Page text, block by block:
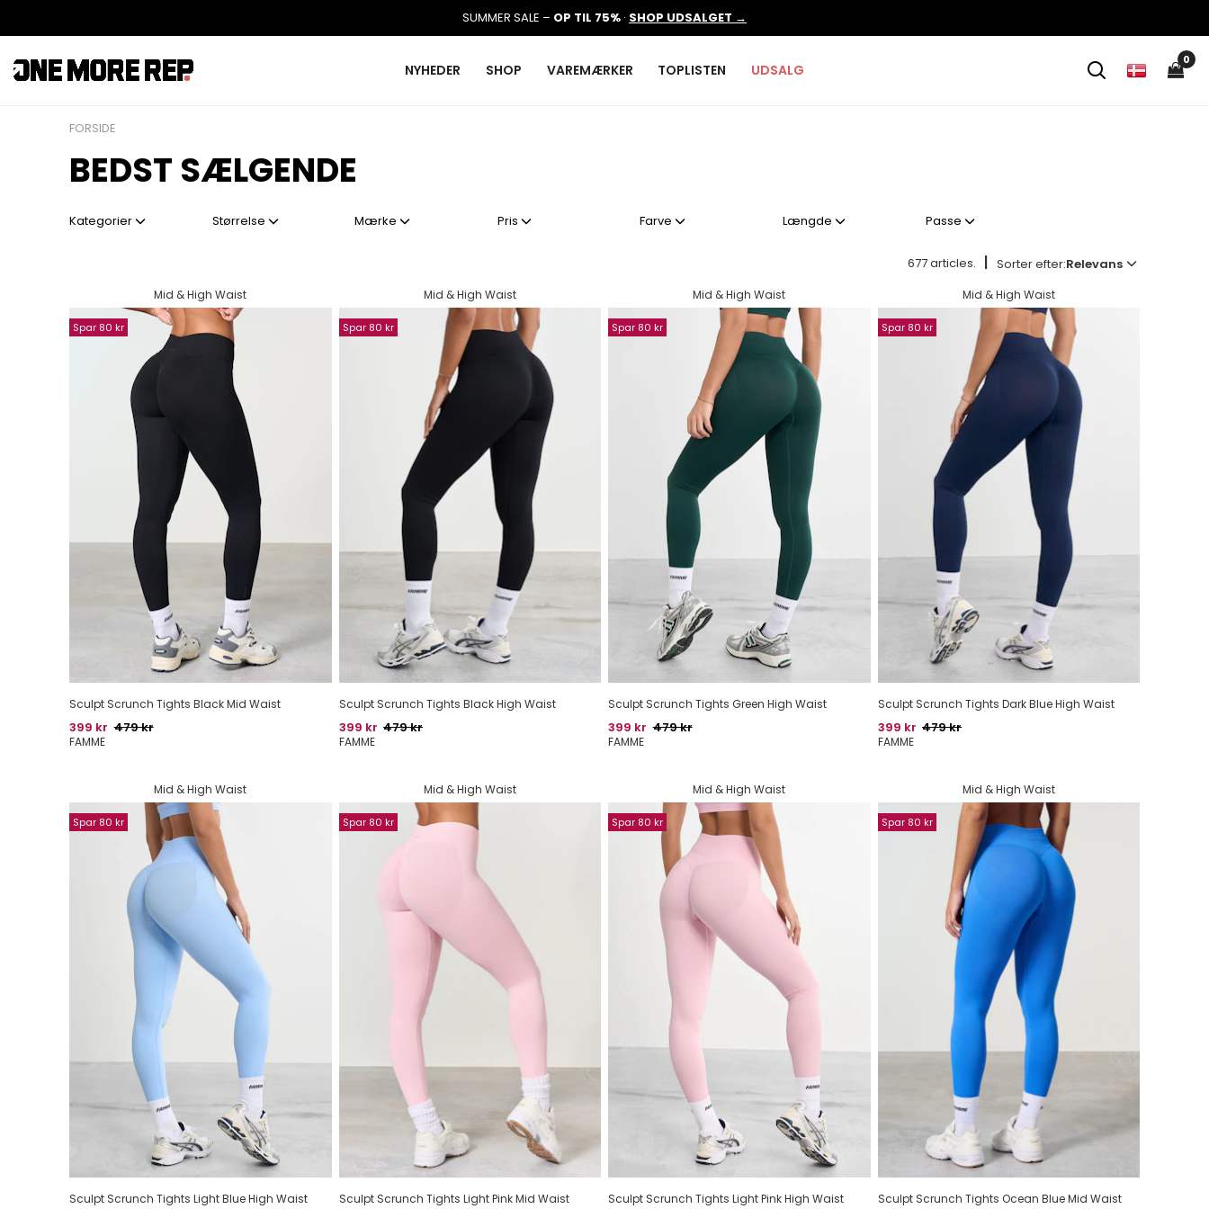
SUMMER SALE – OP TIL 75% · SHOP UDSALGET →
NYHEDER SHOP VAREMÆRKER TOPLISTEN UDSALG
0
FORSIDE
BEDST SÆLGENDE
Kategorier Størrelse Mærke Pris Farve Længde Passe
677 articles. Sorter efter:Relevans
Mid & High Waist
Spar 80 kr
Sculpt Scrunch Tights Black Mid Waist
Pris
399 kr Oprindelig pris
479 kr
FAMME
Mid & High Waist
Spar 80 kr
Sculpt Scrunch Tights Black High Waist
Pris
399 kr Oprindelig pris
479 kr
FAMME
Mid & High Waist
Spar 80 kr
Sculpt Scrunch Tights Green High Waist
Pris
399 kr Oprindelig pris
479 kr
FAMME
Mid & High Waist
Spar 80 kr
Sculpt Scrunch Tights Dark Blue High Waist
Pris
399 kr Oprindelig pris
479 kr
FAMME
Mid & High Waist
Spar 80 kr
Sculpt Scrunch Tights Light Blue High Waist
Mid & High Waist
Spar 80 kr
Sculpt Scrunch Tights Light Pink Mid Waist
Mid & High Waist
Spar 80 kr
Sculpt Scrunch Tights Light Pink High Waist
Mid & High Waist
Spar 80 kr
Sculpt Scrunch Tights Ocean Blue Mid Waist